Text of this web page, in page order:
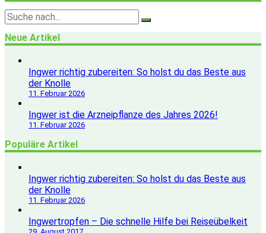
Neue Artikel
Ingwer richtig zubereiten: So holst du das Beste aus
der Knolle
11. Februar 2026
Ingwer ist die Arzneipflanze des Jahres 2026!
11. Februar 2026
Populäre Artikel
Ingwer richtig zubereiten: So holst du das Beste aus
der Knolle
11. Februar 2026
Ingwertropfen – Die schnelle Hilfe bei Reiseübelkeit